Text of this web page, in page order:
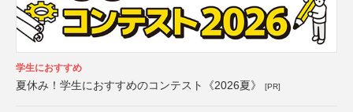
学生におすすめ
夏休み！学生におすすめのコンテスト《2026夏》 [PR]